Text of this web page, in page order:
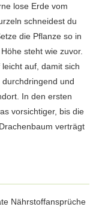
lose Erde vom
schneidest du
die Pflanze so in
steht wie zuvor.
auf, damit sich
und
In den ersten
vorsichtiger, bis die
verträgt
Nährstoffansprüche